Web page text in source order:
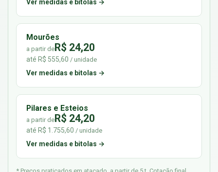
Ver medidas e bitolas →
Mourões
a partir deR$ 24,20
até R$ 555,60 / unidade
Ver medidas e bitolas →
Pilares e Esteios
a partir deR$ 24,20
até R$ 1.755,60 / unidade
Ver medidas e bitolas →